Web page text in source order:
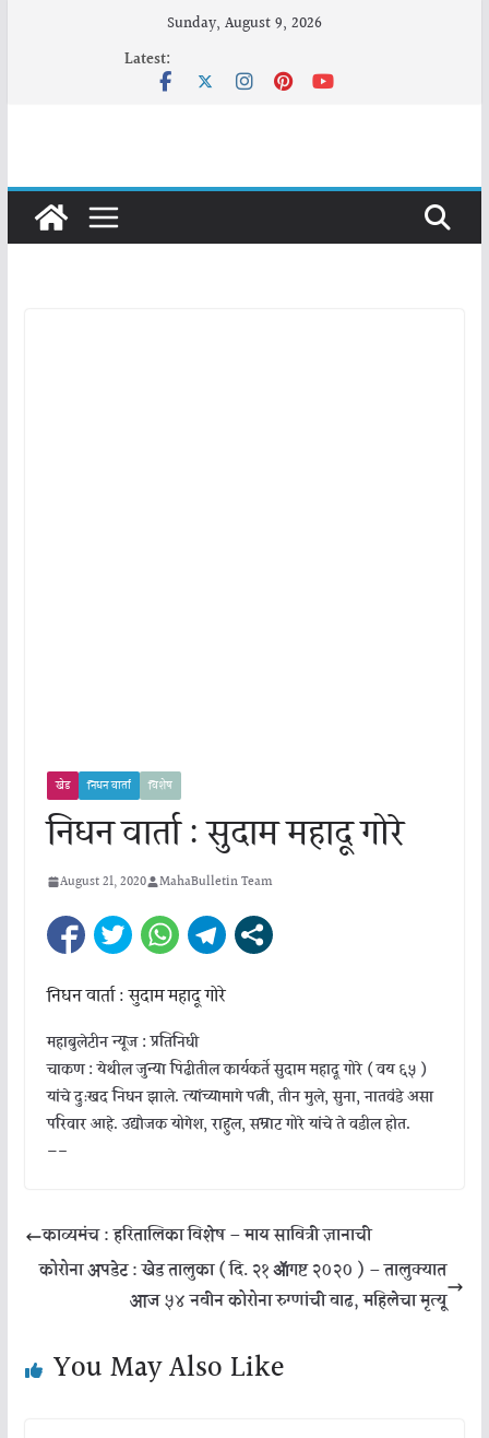
Sunday, August 9, 2026
Latest:
खेड निधन वार्ता विशेष
निधन वार्ता : सुदाम महादू गोरे
August 21, 2020 MahaBulletin Team
निधन वार्ता : सुदाम महादू गोरे
महाबुलेटीन न्यूज : प्रतिनिधी
चाकण : येथील जुन्या पिढीतील कार्यकर्ते सुदाम महादू गोरे ( वय ६५ )
यांचे दुःखद निधन झाले. त्यांच्यामागे पत्नी, तीन मुले, सुना, नातवंडे असा
परिवार आहे. उद्योजक योगेश, राहुल, सम्राट गोरे यांचे ते वडील होत.
—–
काव्यमंच : हरितालिका विशेष – माय सावित्री ज्ञानाची
कोरोना अपडेट : खेड तालुका ( दि. २१ ॲागष्ट २०२० ) – तालुक्यात
आज ५४ नवीन कोरोना रुग्णांची वाढ, महिलेचा मृत्यू
You May Also Like